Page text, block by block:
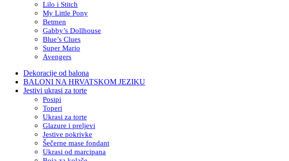
Lilo i Stitch
My Little Pony
Betmen
Gabby’s Dollhouse
Blue’s Clues
Super Mario
Avengers
Dekoracije od balona
BALONI NA HRVATSKOM JEZIKU
Jestivi ukrasi za torte
Posipi
Toperi
Ukrasi za torte
Glazure i preljevi
Jestive pokrivke
Šečerne mase fondant
Ukrasi od marcipana